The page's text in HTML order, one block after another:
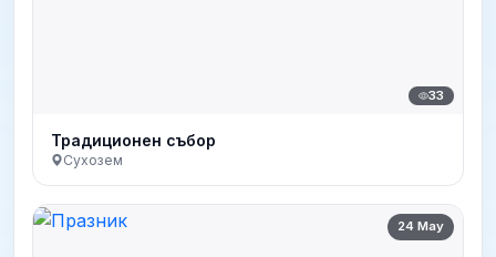
33
Традиционен събор
Сухозем
24 May